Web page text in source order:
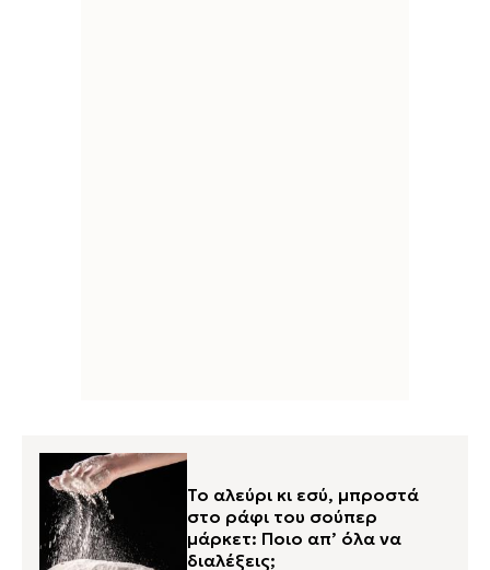
Το αλεύρι κι εσύ, μπροστά
στο ράφι του σούπερ
μάρκετ: Ποιο απ’ όλα να
διαλέξεις;